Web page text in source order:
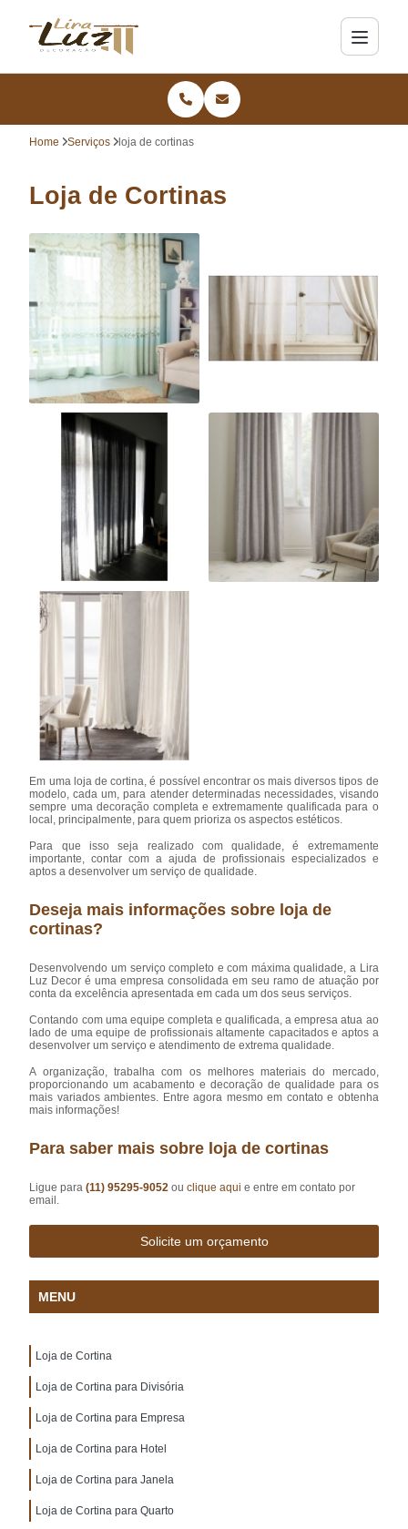
Home Serviços loja de cortinas
Loja de Cortinas
Em uma loja de cortina, é possível encontrar os mais diversos tipos de
modelo, cada um, para atender determinadas necessidades, visando
sempre uma decoração completa e extremamente qualificada para o
local, principalmente, para quem prioriza os aspectos estéticos.
Para que isso seja realizado com qualidade, é extremamente
importante, contar com a ajuda de profissionais especializados e
aptos a desenvolver um serviço de qualidade.
Deseja mais informações sobre loja de
cortinas?
Desenvolvendo um serviço completo e com máxima qualidade, a Lira
Luz Decor é uma empresa consolidada em seu ramo de atuação por
conta da excelência apresentada em cada um dos seus serviços.
Contando com uma equipe completa e qualificada, a empresa atua ao
lado de uma equipe de profissionais altamente capacitados e aptos a
desenvolver um serviço e atendimento de extrema qualidade.
A organização, trabalha com os melhores materiais do mercado,
proporcionando um acabamento e decoração de qualidade para os
mais variados ambientes. Entre agora mesmo em contato e obtenha
mais informações!
Para saber mais sobre loja de cortinas
Ligue para(11) 95295-9052ouclique aqui e entre em contato por
email.
Solicite um orçamento
MENU
Loja de Cortina
Loja de Cortina para Divisória
Loja de Cortina para Empresa
Loja de Cortina para Hotel
Loja de Cortina para Janela
Loja de Cortina para Quarto